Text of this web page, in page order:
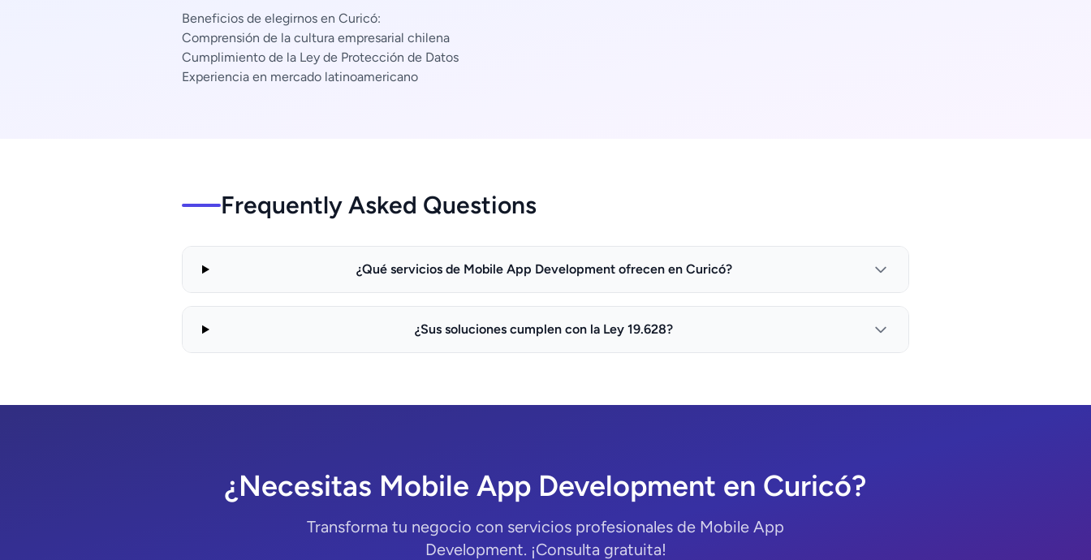
Beneficios de elegirnos en Curicó:
Comprensión de la cultura empresarial chilena
Cumplimiento de la Ley de Protección de Datos
Experiencia en mercado latinoamericano
Frequently Asked Questions
¿Qué servicios de Mobile App Development ofrecen en Curicó?
¿Sus soluciones cumplen con la Ley 19.628?
¿Necesitas Mobile App Development en Curicó?
Transforma tu negocio con servicios profesionales de Mobile App
Development. ¡Consulta gratuita!